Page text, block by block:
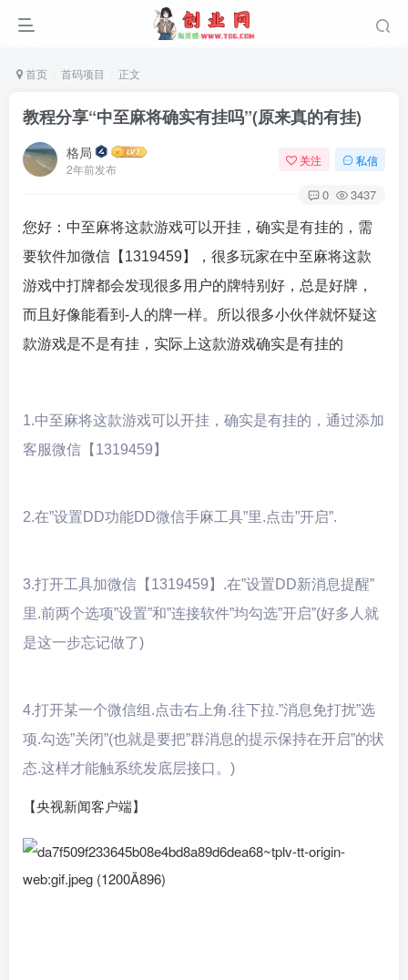
首页 首码项目 正文
教程分享“中至麻将确实有挂吗”(原来真的有挂)
格局
2年前发布
关注 私信
0 3437
您好：中至麻将这款游戏可以开挂，确实是有挂的，需
要软件加微信【1319459】， 很多玩家在中至麻将这款
游戏中打牌都会发现很多用户的牌特别好，总是好牌，
而且好像能看到-人的牌一样。所以很多小伙伴就怀疑这
款游戏是不是有挂，实际上这款游戏确实是有挂的
1.中至麻将这款游戏可以开挂，确实是有挂的，通过添加
客服微信【1319459】
2.在”设置DD功能DD微信手麻工具”里.点击”开启”.
3.打开工具加微信【1319459】.在”设置DD新消息提醒”
里.前两个选项”设置”和”连接软件”均勾选”开启”(好多人就
是这一步忘记做了)
4.打开某一个微信组.点击右上角.往下拉.”消息免打扰”选
项.勾选”关闭”(也就是要把”群消息的提示保持在开启”的状
态.这样才能触系统发底层接口。)
【央视新闻客户端】